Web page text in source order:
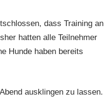
dass Training an
hatten alle Teilnehmer
Hunde haben bereits
ausklingen zu lassen.